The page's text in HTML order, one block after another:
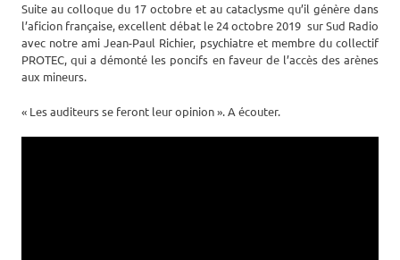
Suite au colloque du 17 octobre et au cataclysme qu’il génère dans
l’aficion française, excellent débat le 24 octobre 2019 sur Sud Radio
avec notre ami Jean-Paul Richier, psychiatre et membre du collectif
PROTEC, qui a démonté les poncifs en faveur de l’accès des arènes
aux mineurs.
« Les auditeurs se feront leur opinion ». A écouter.